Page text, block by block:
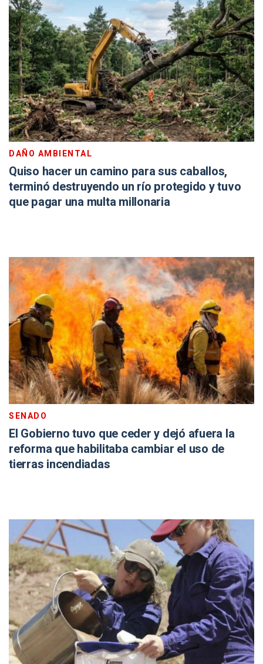
DAÑO AMBIENTAL
Quiso hacer un camino para sus caballos,
terminó destruyendo un río protegido y tuvo
que pagar una multa millonaria
SENADO
El Gobierno tuvo que ceder y dejó afuera la
reforma que habilitaba cambiar el uso de
tierras incendiadas